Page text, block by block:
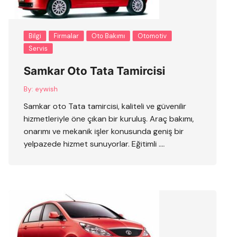
Bilgi Firmalar Oto Bakımı
Otomotiv
Servis
Samkar Oto Tata Tamircisi
By: eywish
Samkar oto Tata tamircisi, kaliteli ve güvenilir
hizmetleriyle öne çıkan bir kuruluş. Araç bakımı,
onarımı ve mekanik işler konusunda geniş bir
yelpazede hizmet sunuyorlar. Eğitimli ….